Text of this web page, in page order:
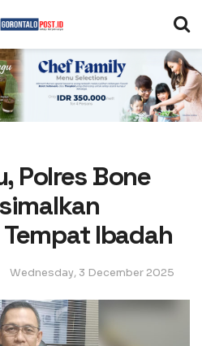
Polres Bone
Ibadah
Wednesday, 3 December 2025